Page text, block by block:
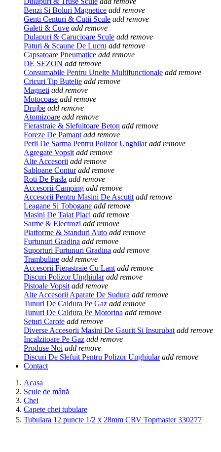
Benzi Si Boluri Magnetice add remove
Genti Centuri & Cutii Scule add remove
Galeti & Cuve add remove
Dulapuri & Carucioare Scule add remove
Paturi & Scaune De Lucru add remove
Capsatoare Pneumatice add remove
DE SEZON add remove
Consumabile Pentru Unelte Multifunctionale add remove
Cricuri Tip Butelie add remove
Magneti add remove
Motocoase add remove
Drujbe add remove
Atomizoare add remove
Fierastraie & Slefuitoare Beton add remove
Foreze De Pamant add remove
Perii De Sarma Pentru Polizor Unghilar add remove
Agregate Vopsit add remove
Alte Accesorii add remove
Sabloane Contur add remove
Roti De Pasla add remove
Accesorii Camping add remove
Accesorii Pentru Masini De Ascutit add remove
Leagane Si Tobogane add remove
Masini De Taiat Placi add remove
Sarme & Electrozi add remove
Platforme & Standuri Auto add remove
Furtunuri Gradina add remove
Suporturi Furtunuri Gradina add remove
Trambuline add remove
Accesorii Fierastraie Cu Lant add remove
Discuri Polizor Unghiular add remove
Pistoale Vopsit add remove
Alte Accesorii Aparate De Sudura add remove
Tunuri De Caldura Pe Gaz add remove
Tunuri De Caldura Pe Motorina add remove
Seturi Carote add remove
Diverse Accesorii Masini De Gaurit Si Insurubat add remove
Incalzitoare Pe Gaz add remove
Produse Noi add remove
Discuri De Slefuit Pentru Polizor Unghiular add remove
Contact
Acasa
Scule de mână
Chei
Capete chei tubulare
Tubulara 12 puncte 1/2 x 28mm CRV Topmaster 330277